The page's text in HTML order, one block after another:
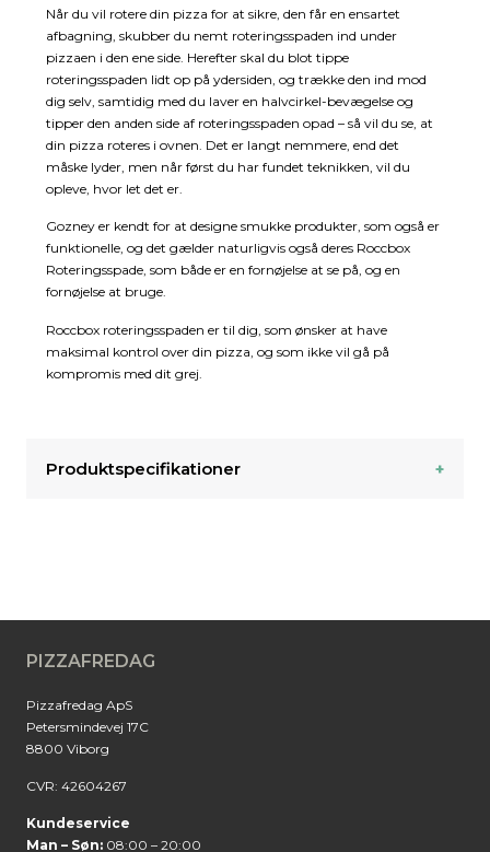
Når du vil rotere din pizza for at sikre, den får en ensartet
afbagning, skubber du nemt roteringsspaden ind under
pizzaen i den ene side. Herefter skal du blot tippe
roteringsspaden lidt op på ydersiden, og trække den ind mod
dig selv, samtidig med du laver en halvcirkel-bevægelse og
tipper den anden side af roteringsspaden opad – så vil du se, at
din pizza roteres i ovnen. Det er langt nemmere, end det
måske lyder, men når først du har fundet teknikken, vil du
opleve, hvor let det er.
Gozney er kendt for at designe smukke produkter, som også er
funktionelle, og det gælder naturligvis også deres Roccbox
Roteringsspade, som både er en fornøjelse at se på, og en
fornøjelse at bruge.
Roccbox roteringsspaden er til dig, som ønsker at have
maksimal kontrol over din pizza, og som ikke vil gå på
kompromis med dit grej.
Produktspecifikationer
PIZZAFREDAG
Pizzafredag ApS
Petersmindevej 17C
8800 Viborg
CVR: 42604267
Kundeservice
Man – Søn: 08:00 – 20:00